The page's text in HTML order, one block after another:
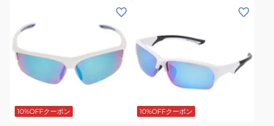
10%OFFクーポン 10%OFFクーポン